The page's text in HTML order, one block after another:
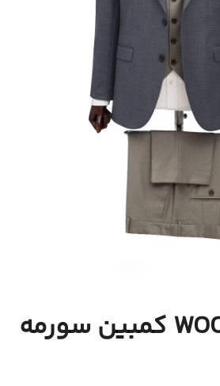
کت شلوار WOOL کمبین سورمه